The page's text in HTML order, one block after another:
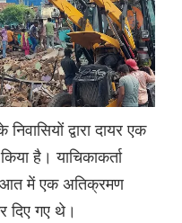
द्वारा दायर एक
है। याचिकाकर्ता
में एक अतिक्रमण
दिए गए थे।